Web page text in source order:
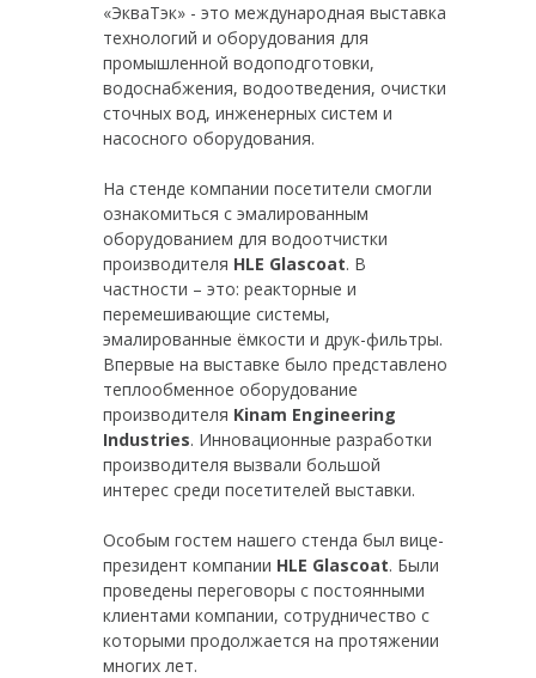
«ЭкваТэк» - это международная выставка
технологий и оборудования для
промышленной водоподготовки,
водоснабжения, водоотведения, очистки
сточных вод, инженерных систем и
насосного оборудования.
На стенде компании посетители смогли
ознакомиться с эмалированным
оборудованием для водоотчистки
производителя HLE Glascoat. В
частности – это: реакторные и
перемешивающие системы,
эмалированные ёмкости и друк-фильтры.
Впервые на выставке было представлено
теплообменное оборудование
производителя Kinam Engineering
Industries. Инновационные разработки
производителя вызвали большой
интерес среди посетителей выставки.
Особым гостем нашего стенда был вице-
президент компании HLE Glascoat. Были
проведены переговоры с постоянными
клиентами компании, сотрудничество с
которыми продолжается на протяжении
многих лет.